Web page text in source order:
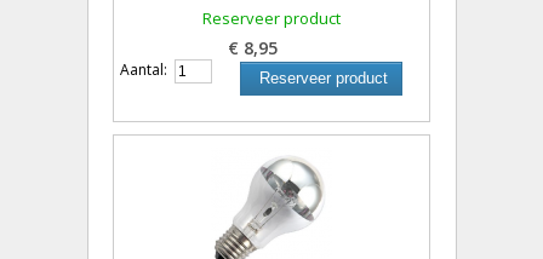
Reserveer product
€ 8,95
Aantal: Reserveer product